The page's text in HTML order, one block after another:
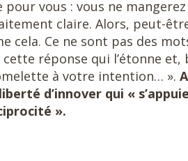
pour vous : vous ne
claire. Alors, peut-
cela. Ce ne sont pas des
réponse qui l’étonne et,
à votre intention… ».
d’innover qui «
».